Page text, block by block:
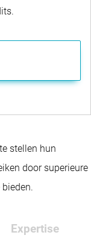
stellen hun
door superieure
Expertise